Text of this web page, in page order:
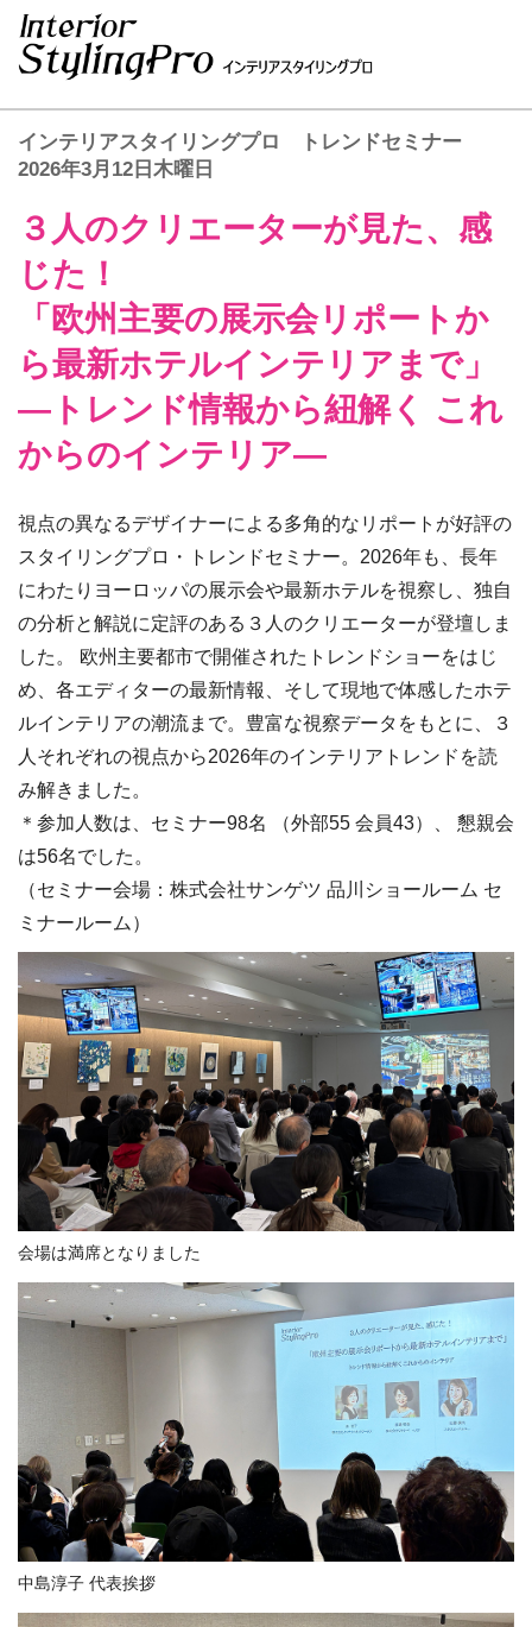
インテリアスタイリングプロ トレンドセミナー
2026年3月12日木曜日
３人のクリエーターが見た、感
じた！
「欧州主要の展示会リポートか
ら最新ホテルインテリアまで」
―トレンド情報から紐解く これ
からのインテリア―
視点の異なるデザイナーによる多角的なリポートが好評の
スタイリングプロ・トレンドセミナー。2026年も、長年
にわたりヨーロッパの展示会や最新ホテルを視察し、独自
の分析と解説に定評のある３人のクリエーターが登壇しま
した。 欧州主要都市で開催されたトレンドショーをはじ
め、各エディターの最新情報、そして現地で体感したホテ
ルインテリアの潮流まで。豊富な視察データをもとに、３
人それぞれの視点から2026年のインテリアトレンドを読
み解きました。
＊参加人数は、セミナー98名 （外部55 会員43）、 懇親会
は56名でした。
（セミナー会場：株式会社サンゲツ 品川ショールーム セ
ミナールーム）
会場は満席となりました
中島淳子 代表挨拶